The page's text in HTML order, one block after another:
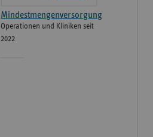
Mindestmengenversorgung
Operationen und Kliniken seit
2022